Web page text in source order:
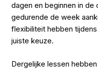
dagen en beginnen in
gedurende de week
flexibiliteit hebben
juiste keuze.
Dergelijke lessen